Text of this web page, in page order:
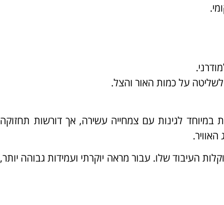
על כמות האור והצל.
לגינות עם צמחייה עשירה, אך דורשות תחזוקה
העיבוד שלו. עבור מראה יוקרתי ועמידות גבוהה יותר,